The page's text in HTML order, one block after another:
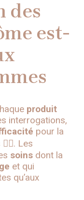
des
est-
produit
interrogations,
pour la
Les
soins dont la
et qui
qu’aux